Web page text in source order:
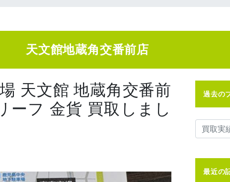
天文館地蔵角交番前店
天文館 地蔵角交番前
ーフ 金貨 買取しまし
過去の
最近の